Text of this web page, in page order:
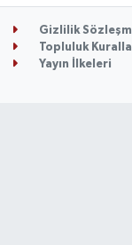
Gizlilik
Topluluk
Yayın İlkeleri